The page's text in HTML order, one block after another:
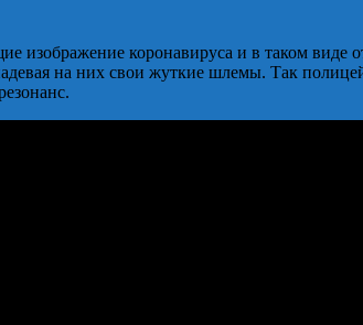
изображение коронавируса и в таком виде
на них свои жуткие шлемы. Так